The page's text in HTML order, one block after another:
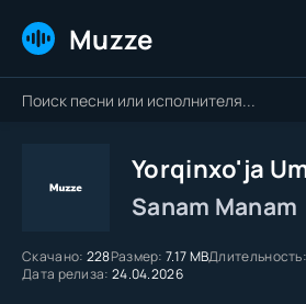
Muzze
Yorqinxo'ja
Sanam Manam
Скачано: 228Размер: 7.17 MBДлительность:
Дата релиза: 24.04.2026